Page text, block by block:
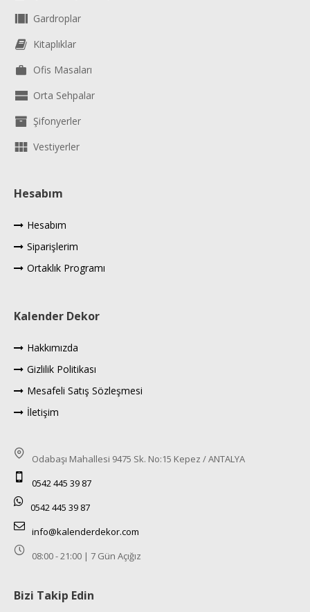
Gardroplar
Kitaplıklar
Ofis Masaları
Orta Sehpalar
Şifonyerler
Vestiyerler
Hesabım
Hesabım
Siparişlerim
Ortaklık Programı
Kalender Dekor
Hakkımızda
Gizlilik Politikası
Mesafeli Satış Sözleşmesi
İletişim
Odabaşı Mahallesi 9475 Sk. No:15 Kepez / ANTALYA
0542 445 39 87
0542 445 39 87
info@kalenderdekor.com
08:00 - 21:00 | 7 Gün Açığız
Bizi Takip Edin